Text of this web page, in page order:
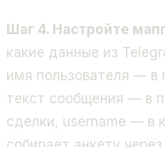
Шаг 4. Настройте
какие данные из
имя пользователя — в
текст сообщения — в
сделки, username — в